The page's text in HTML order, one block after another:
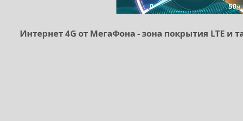
Интернет 4G от МегаФона - зона покрытия LTE